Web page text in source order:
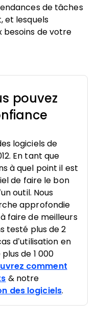
de tâches
et lesquels
besoins de votre
pouvez
logiciels de
En tant que
à quel point il est
de faire le bon
outil. Nous
approfondie
faire de meilleurs
testé plus de 2
d’utilisation en
de 1 000
comment
& notre
des logiciels.